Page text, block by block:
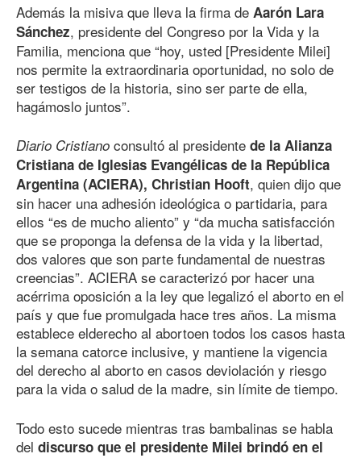
Además la misiva que lleva la firma de Aarón Lara
Sánchez, presidente del Congreso por la Vida y la
Familia, menciona que “hoy, usted [Presidente Milei]
nos permite la extraordinaria oportunidad, no solo de
ser testigos de la historia, sino ser parte de ella,
hagámoslo juntos”.
Diario Cristiano consultó al presidente de la Alianza
Cristiana de Iglesias Evangélicas de la República
Argentina (ACIERA), Christian Hooft, quien dijo que
sin hacer una adhesión ideológica o partidaria, para
ellos “es de mucho aliento” y “da mucha satisfacción
que se proponga la defensa de la vida y la libertad,
dos valores que son parte fundamental de nuestras
creencias”. ACIERA se caracterizó por hacer una
acérrima oposición a la ley que legalizó el aborto en el
país y que fue promulgada hace tres años. La misma
establece elderecho al abortoen todos los casos hasta
la semana catorce inclusive, y mantiene la vigencia
del derecho al aborto en casos deviolación y riesgo
para la vida o salud de la madre, sin límite de tiempo.
Todo esto sucede mientras tras bambalinas se habla
del discurso que el presidente Milei brindó en el